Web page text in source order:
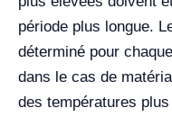
période plus longue.
déterminé pour
dans le cas de
des températures